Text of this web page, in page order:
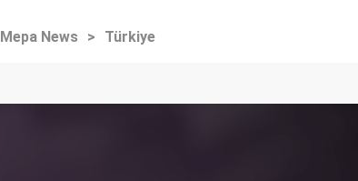
Mepa News > Türkiye